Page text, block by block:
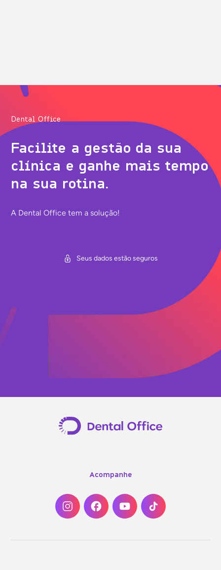
Dental Office
Facilite a gestão da sua
clínica e ganhe mais tempo
na sua rotina.
A Dental Office tem a solução!
Seus dados estão seguros
Acompanhe